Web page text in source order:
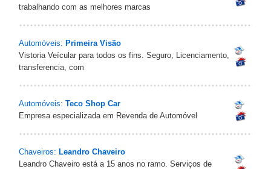
trabalhando com as melhores marcas
Automóveis: Primeira Visão
Vistoria Veícular para todos os fins. Seguro, Licenciamento,
transferencia, com
Automóveis: Teco Shop Car
Empresa especializada em Revenda de Automóvel
Chaveiros: Leandro Chaveiro
Leandro Chaveiro está a 15 anos no ramo. Serviços de